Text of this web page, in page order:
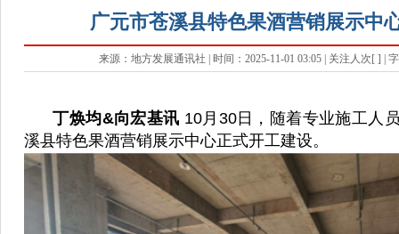
广元市苍溪县特色果酒营销展示中
来源：地方发展通讯社 | 时间：2025-11-01 03:05 | 关注人次[ ] |
丁焕均&向宏基讯 10月30日，随着专业施工人
溪县特色果酒营销展示中心正式开工建设。